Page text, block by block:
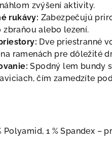
zvýšení aktivity.
rukávy: Zabezpečujú
alebo lezení.
Dve priestranné
ramenách pre dôležité
Spodný lem bundy
čím zamedzíte
Polyamid, 1 % Spandex –